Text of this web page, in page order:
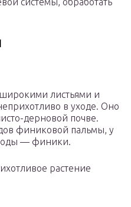
листьями и
в уходе. Оно
дерновой почве.
финиковой пальмы, у
— финики.
растение